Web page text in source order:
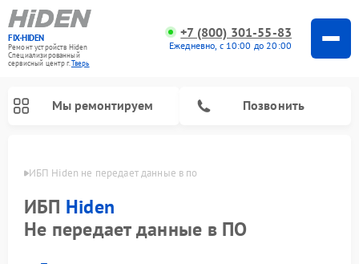
FIX-HIDEN
Ремонт устройств Hiden
Специализированный
cервисный центр г.Тверь
+7 (800) 301-55-83
Ежедневно, с 10:00 до 20:00
Мы ремонтируем Позвонить
ИБП Hiden не передает данные в по
ИБП Hiden
Не передает данные в ПО